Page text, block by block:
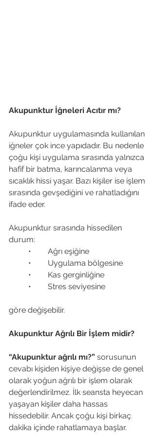
Akupunktur İğneleri Acıtır mı?
Akupunktur uygulamasında kullanılan
iğneler çok ince yapıdadır. Bu nedenle
çoğu kişi uygulama sırasında yalnızca
hafif bir batma, karıncalanma veya
sıcaklık hissi yaşar. Bazı kişiler ise işlem
sırasında gevşediğini ve rahatladığını
ifade eder.
Akupunktur sırasında hissedilen
durum:
	•	Ağrı eşiğine
	•	Uygulama bölgesine
	•	Kas gerginliğine
	•	Stres seviyesine
göre değişebilir.
Akupunktur Ağrılı Bir İşlem midir?
“Akupunktur ağrılı mı?” sorusunun
cevabı kişiden kişiye değişse de genel
olarak yoğun ağrılı bir işlem olarak
değerlendirilmez. İlk seansta heyecan
yaşayan kişiler daha hassas
hissedebilir. Ancak çoğu kişi birkaç
dakika içinde rahatlamaya başlar.